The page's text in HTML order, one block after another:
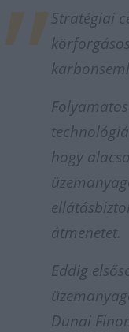
Stratégiai
hogy
átmenetet.
Eddig
Dunai